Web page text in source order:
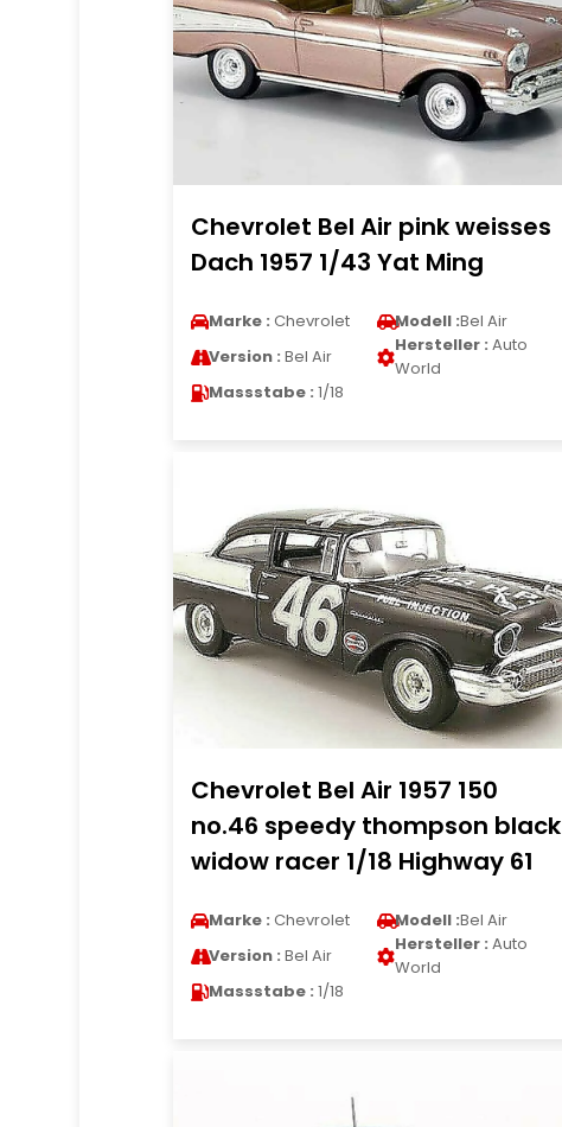
Chevrolet Bel Air pink weisses
Dach 1957 1/43 Yat Ming
Marke : Chevrolet Modell :Bel Air
Version : Bel Air
Hersteller : Auto
World
Massstabe : 1/18
Chevrolet Bel Air 1957 150
no.46 speedy thompson black
widow racer 1/18 Highway 61
Marke : Chevrolet Modell :Bel Air
Version : Bel Air
Hersteller : Auto
World
Massstabe : 1/18